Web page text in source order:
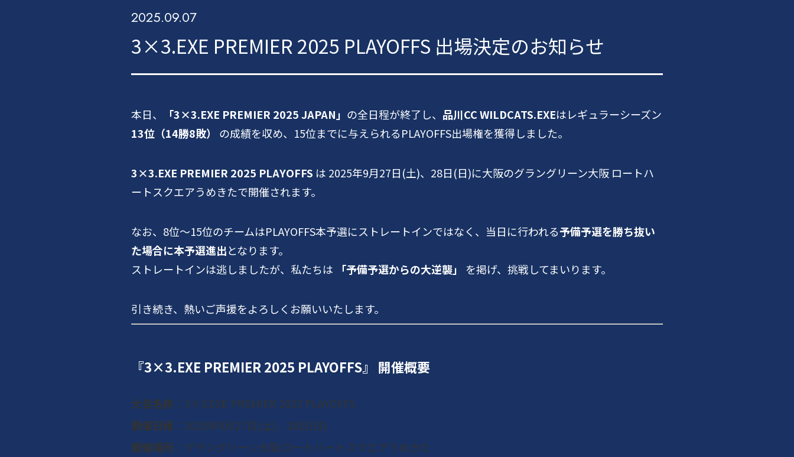
2025.09.07
3×3.EXE PREMIER 2025 PLAYOFFS 出場決定のお知らせ
本日、 「3×3.EXE PREMIER 2025 JAPAN」 の全日程が終了し、 品川CC WILDCATS.EXEはレギュラーシーズン
13位（14勝8敗）
の成績を収め、15位までに与えられるPLAYOFFS出場権を獲得しました。
3×3.EXE PREMIER 2025 PLAYOFFS は 2025年9月27日(土)、28日(日)に大阪のグラングリーン大阪 ロートハ
ートスクエアうめきたで開催されます。
なお、8位〜15位のチームはPLAYOFFS本予選にストレートインではなく、当日に行われる予備予選を勝ち抜い
た場合に本予選進出となります。
ストレートインは逃しましたが、私たちは
「予備予選からの大逆襲」 を掲げ、挑戦してまいります。
引き続き、熱いご声援をよろしくお願いいたします。
『3×3.EXE PREMIER 2025 PLAYOFFS』 開催概要
大会名称 ：3×3.EXE PREMIER 2025 PLAYOFFS
開催日程 ：2025年9月27日(土)、28日(日)
開催場所 ： グラングリーン大阪 ロートハートスクエアうめきた